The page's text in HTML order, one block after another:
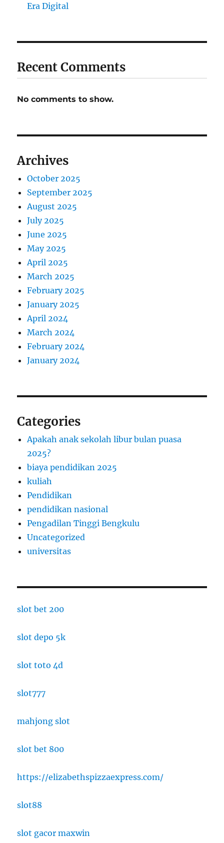
Era Digital
Recent Comments
No comments to show.
Archives
October 2025
September 2025
August 2025
July 2025
June 2025
May 2025
April 2025
March 2025
February 2025
January 2025
April 2024
March 2024
February 2024
January 2024
Categories
Apakah anak sekolah libur bulan puasa
2025?
biaya pendidikan 2025
kuliah
Pendidikan
pendidikan nasional
Pengadilan Tinggi Bengkulu
Uncategorized
universitas
slot bet 200
slot depo 5k
slot toto 4d
slot777
mahjong slot
slot bet 800
https://elizabethspizzaexpress.com/
slot88
slot gacor maxwin